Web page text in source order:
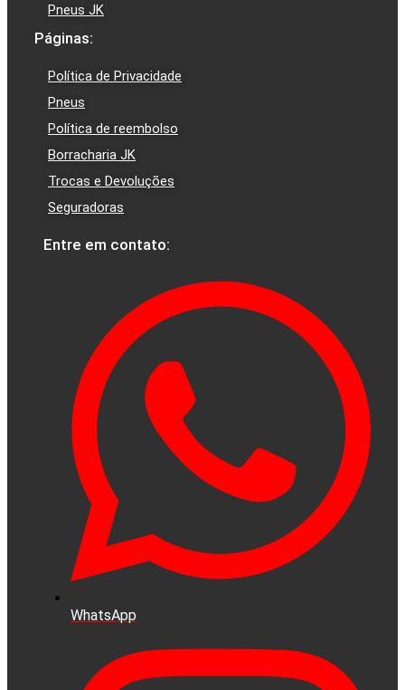
Pneus JK
Páginas:
Política de Privacidade
Pneus
Política de reembolso
Borracharia JK
Trocas e Devoluções
Seguradoras
Entre em contato:
WhatsApp